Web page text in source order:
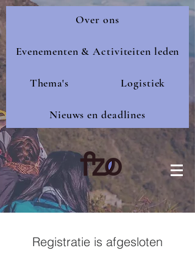
Over ons
Evenementen & Activiteiten leden
Thema's Logistiek
Nieuws en deadlines
Registratie is afgesloten